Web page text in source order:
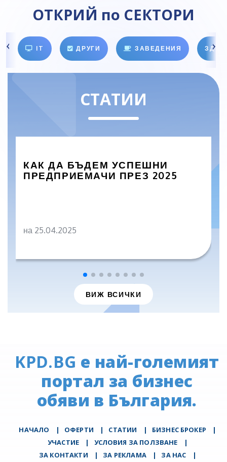
ОТКРИЙ по СЕКТОРИ
IT ДРУГИ ЗАВЕДЕНИЯ
СТАТИИ
КАК ДА БЪДЕМ УСПЕШНИ
ПРЕДПРИЕМАЧИ ПРЕЗ 2025
на 25.04.2025
ВИЖ ВСИЧКИ
KPD.BG е най-големият
портал за бизнес
обяви в България.
НАЧАЛО | ОФЕРТИ | СТАТИИ | БИЗНЕС БРОКЕР
|
УЧАСТИЕ
| УСЛОВИЯ ЗА ПОЛЗВАНЕ
|
ЗА КОНТАКТИ
| ЗА РЕКЛАМА | ЗА НАС |